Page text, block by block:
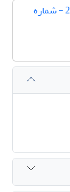
دوره 29، شماره 2 - شماره